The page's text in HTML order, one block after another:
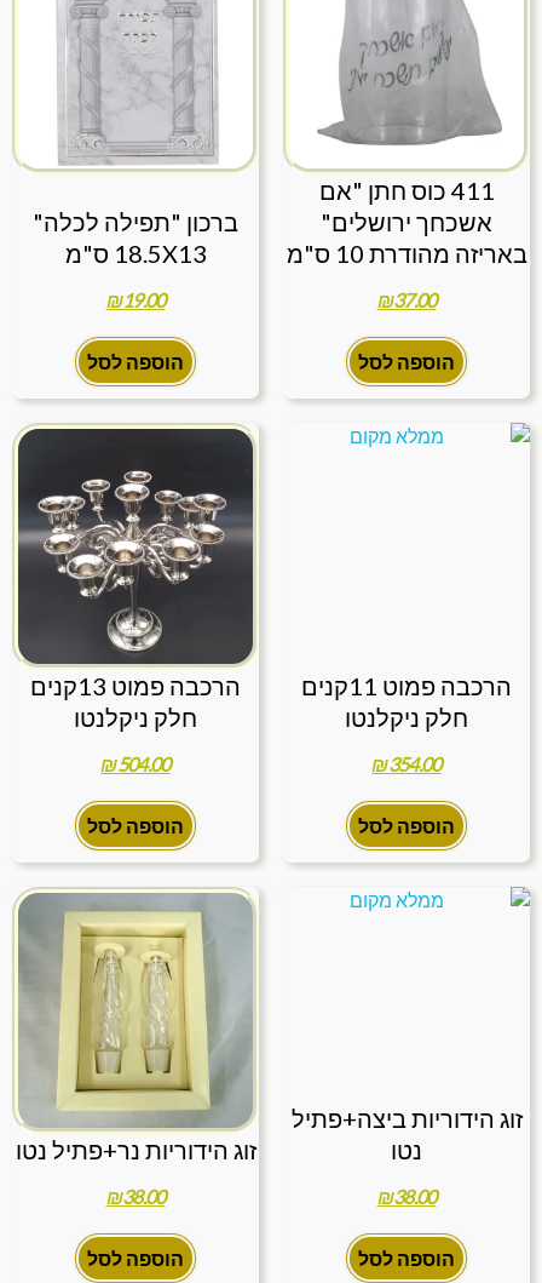
411 כוס חתן "אם
אשכחך ירושלים"
באריזה מהודרת 10 ס"מ
₪37.00
הוספה לסל
ברכון "תפילה לכלה"
18.5X13 ס"מ
₪19.00
הוספה לסל
הרכבה פמוט 11קנים
חלק ניקלנטו
₪354.00
הוספה לסל
הרכבה פמוט 13קנים
חלק ניקלנטו
₪504.00
הוספה לסל
זוג הידוריות ביצה+פתיל
נטו
₪38.00
הוספה לסל
זוג הידוריות נר+פתיל נטו
₪38.00
הוספה לסל